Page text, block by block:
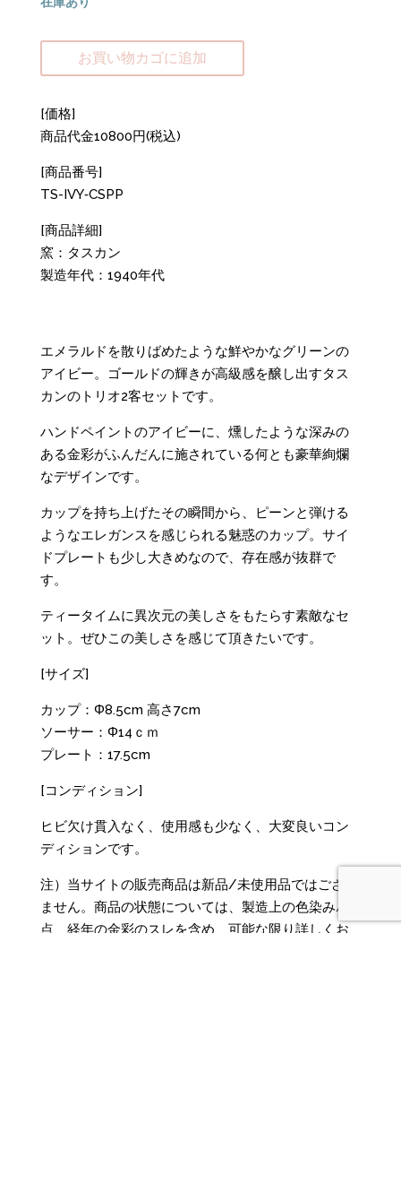
お買い物カゴに追加
[価格]
商品代金10800円(税込)
[商品番号]
TS-IVY‐CSPP
[商品詳細]
窯：タスカン
製造年代：1940年代
エメラルドを散りばめたような鮮やかなグリーンの
アイビー。ゴールドの輝きが高級感を醸し出すタス
カンのトリオ2客セットです。
ハンドペイントのアイビーに、燻したような深みの
ある金彩がふんだんに施されている何とも豪華絢爛
なデザインです。
カップを持ち上げたその瞬間から、ピーンと弾ける
ようなエレガンスを感じられる魅惑のカップ。サイ
ドプレートも少し大きめなので、存在感が抜群で
す。
ティータイムに異次元の美しさをもたらす素敵なセ
ット。ぜひこの美しさを感じて頂きたいです。
[サイズ]
カップ：Φ8.5cm 高さ7cm
ソーサー：Φ14ｃｍ
プレート：17.5cm
[コンディション]
ヒビ欠け貫入なく、使用感も少なく、大変良いコン
ディションです。
注）当サイトの販売商品は新品/未使用品ではござい
ません。商品の状態については、製造上の色染み/斑
点、経年の金彩のスレを含め、可能な限り詳しくお